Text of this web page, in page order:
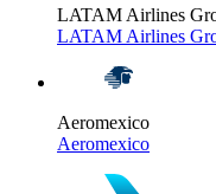
LATAM Airlines
LATAM Airlines
Aeromexico
Aeromexico